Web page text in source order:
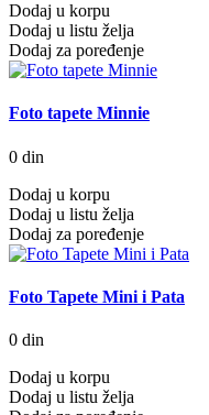
Dodaj u korpu
Dodaj u listu želja
Dodaj za poređenje
Foto tapete Minnie
0 din
Dodaj u korpu
Dodaj u listu želja
Dodaj za poređenje
Foto Tapete Mini i Pata
0 din
Dodaj u korpu
Dodaj u listu želja